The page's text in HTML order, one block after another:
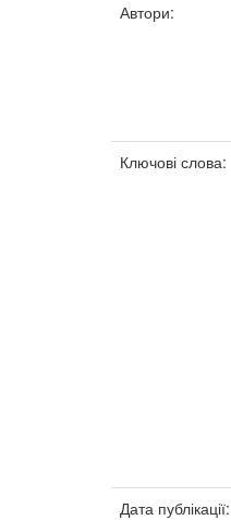
Автори:
Ключові слова:
Дата публікації: